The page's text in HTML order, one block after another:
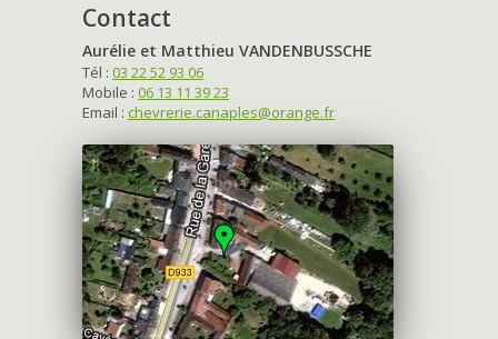
Contact
Aurélie et Matthieu VANDENBUSSCHE
Tél : 03 22 52 93 06
Mobile : 06 13 11 39 23
Email : chevrerie.canaples@orange.fr